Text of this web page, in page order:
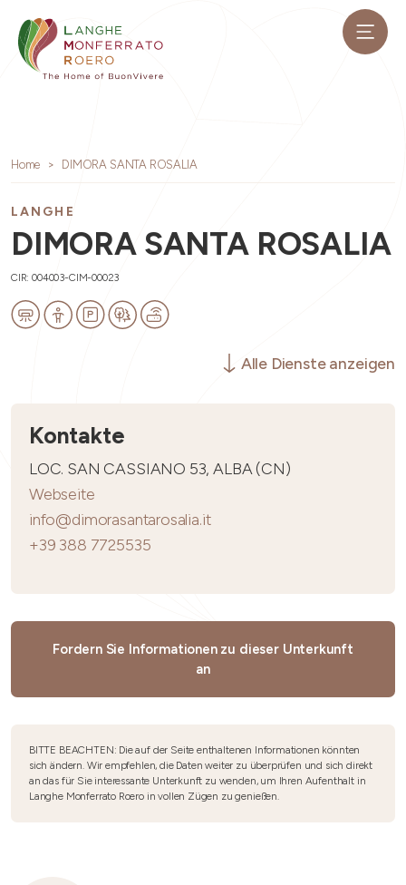
Home DIMORA SANTA ROSALIA
LANGHE
DIMORA SANTA ROSALIA
CIR: 004003-CIM-00023
Alle Dienste anzeigen
Kontakte
LOC. SAN CASSIANO 53, ALBA (CN)
Webseite
info@dimorasantarosalia.it
+39 388 7725535
Fordern Sie Informationen zu dieser Unterkunft
an
BITTE BEACHTEN: Die auf der Seite enthaltenen Informationen könnten
sich ändern. Wir empfehlen, die Daten weiter zu überprüfen und sich direkt
an das für Sie interessante Unterkunft zu wenden, um Ihren Aufenthalt in
Langhe Monferrato Roero in vollen Zügen zu genießen.